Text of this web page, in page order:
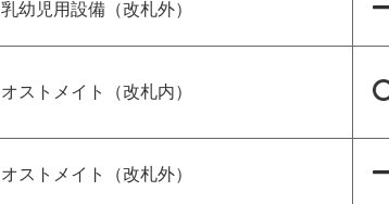
乳幼児用設備（改札外）
オストメイト（改札内）
オストメイト（改札外）